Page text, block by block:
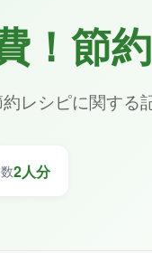
！節
レシピに関する
2人分